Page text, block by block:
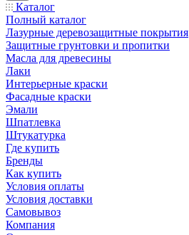
Каталог
Полный каталог
Лазурные деревозащитные покрытия
Защитные грунтовки и пропитки
Масла для древесины
Лаки
Интерьерные краски
Фасадные краски
Эмали
Шпатлевка
Штукатурка
Где купить
Бренды
Как купить
Условия оплаты
Условия доставки
Самовывоз
Компания